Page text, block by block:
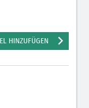
HINZUFÜGEN